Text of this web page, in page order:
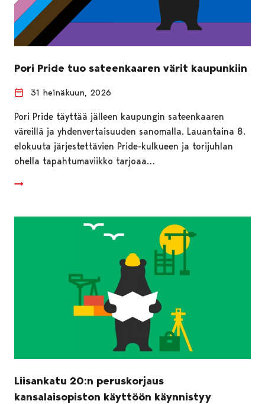
Pori Pride tuo sateenkaaren värit kaupunkiin
31 heinäkuun, 2026
Pori Pride täyttää jälleen kaupungin sateenkaaren
väreillä ja yhdenvertaisuuden sanomalla. Lauantaina 8.
elokuuta järjestettävien Pride-kulkueen ja torijuhlan
ohella tapahtumaviikko tarjoaa…
Liisankatu 20:n peruskorjaus
kansalaisopiston käyttöön käynnistyy